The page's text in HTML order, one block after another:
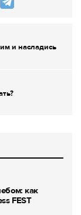
и насладись
как
FEST